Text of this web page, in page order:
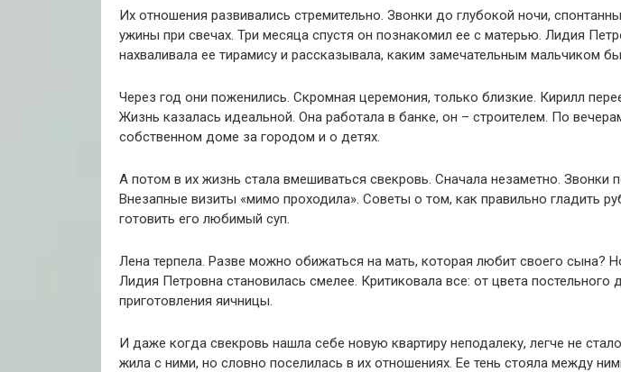
Их отношения развивались стремительно. Звонки до глубокой ночи,
ужины при свечах. Три месяца спустя он познакомил ее с матерью. Лидия
нахваливала ее тирамису и рассказывала, каким замечательным мальчиком
Через год они поженились. Скромная церемония, только близкие. Кирилл
Жизнь казалась идеальной. Она работала в банке, он – строителем. По
собственном доме за городом и о детях.
А потом в их жизнь стала вмешиваться свекровь. Сначала незаметно. Звонки
Внезапные визиты «мимо проходила». Советы о том, как правильно гладить
готовить его любимый суп.
Лена терпела. Разве можно обижаться на мать, которая любит своего сына?
Лидия Петровна становилась смелее. Критиковала все: от цвета постельного
приготовления яичницы.
И даже когда свекровь нашла себе новую квартиру неподалеку, легче не
жила с ними, но словно поселилась в их отношениях. Ее тень стояла между